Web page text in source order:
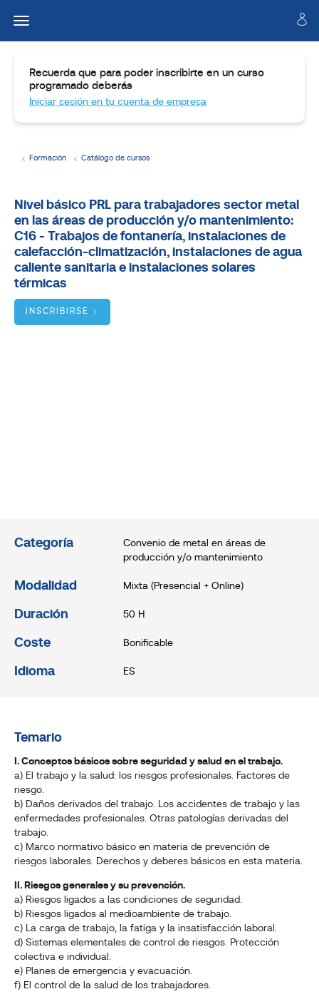
Formación Catálogo de cursos
Dirigido
a
Objetivos
BUSCADOR
DE
Recuerda que para poder inscribirte en un curso
programado deberás
Iniciar sesión en tu cuenta de empresa
Nivel básico PRL para trabajadores sector metal
en las áreas de producción y/o mantenimiento:
C16 - Trabajos de fontanería, instalaciones de
calefacción-climatización, instalaciones de agua
caliente sanitaria e instalaciones solares
térmicas
INSCRIBIRSE
Categoría
Convenio de metal en áreas de
producción y/o mantenimiento
Modalidad Mixta (Presencial + Online)
Duración 50 H
Coste Bonificable
Idioma ES
Temario
I. Conceptos básicos sobre seguridad y salud en el trabajo.
a) El trabajo y la salud: los riesgos profesionales. Factores de
riesgo.
b) Daños derivados del trabajo. Los accidentes de trabajo y las
enfermedades profesionales. Otras patologías derivadas del
trabajo.
c) Marco normativo básico en materia de prevención de
riesgos laborales. Derechos y deberes básicos en esta materia.
II. Riesgos generales y su prevención.
a) Riesgos ligados a las condiciones de seguridad.
b) Riesgos ligados al medioambiente de trabajo.
c) La carga de trabajo, la fatiga y la insatisfacción laboral.
d) Sistemas elementales de control de riesgos. Protección
colectiva e individual.
e) Planes de emergencia y evacuación.
f) El control de la salud de los trabajadores.